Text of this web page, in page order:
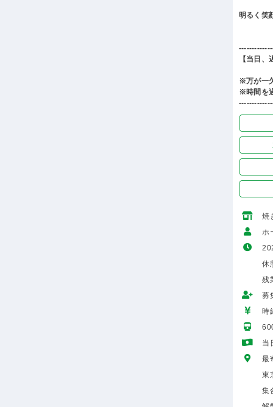
明るく笑
【当日
※万が一
※時間を
焼
ホ
休
残
募
時
当
最
東
集